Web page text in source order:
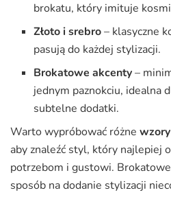
brokatu, który imituje
Złoto i srebro– klasyczne
pasują do każdej stylizacji.
Brokatowe akcenty–
jednym paznokciu, idealna
subtelne dodatki.
Warto wypróbować różne
aby znaleźć styl, który najlepiej
potrzebom i gustowi.
sposób na dodanie stylizacji